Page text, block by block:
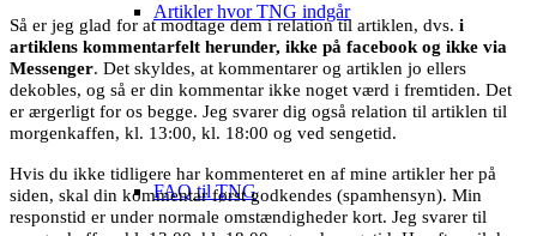
Artikler hvor TNG indgår
FAQ til TNG
Så er jeg glad for at modtage dem i relation til artiklen, dvs. i
artiklens kommentarfelt herunder, ikke på facebook og ikke via
Messenger. Det skyldes, at kommentarer og artiklen jo ellers
dekobles, og så er din kommentar ikke noget værd i fremtiden. Det
er ærgerligt for os begge. Jeg svarer dig også relation til artiklen til
morgenkaffen, kl. 13:00, kl. 18:00 og ved sengetid.
Hvis du ikke tidligere har kommenteret en af mine artikler her på
siden, skal din kommentar først godkendes (spamhensyn). Min
responstid er under normale omstændigheder kort. Jeg svarer til